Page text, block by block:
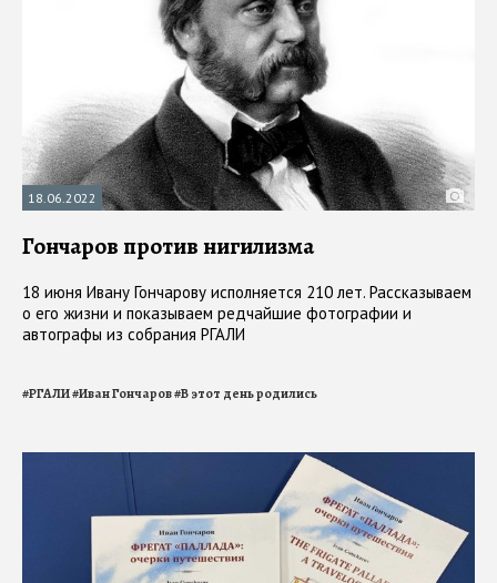
18.06.2022
Гончаров против нигилизма
18 июня Ивану Гончарову исполняется 210 лет. Рассказываем
о его жизни и показываем редчайшие фотографии и
автографы из собрания РГАЛИ
#РГАЛИ#Иван Гончаров#В этот день родились